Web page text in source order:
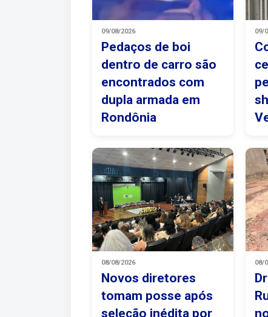
09/08/2026
Pedaços de boi
dentro de carro são
encontrados com
dupla armada em
Rondônia
09/
08/08/2026
Novos diretores
tomam posse após
seleção inédita por
08/